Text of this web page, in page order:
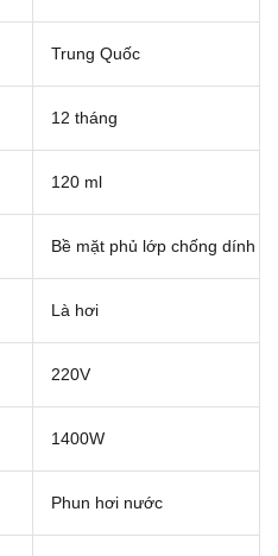
Trung Quốc
12 tháng
120 ml
Bề mặt phủ lớp chống dính
Là hơi
220V
1400W
Phun hơi nước